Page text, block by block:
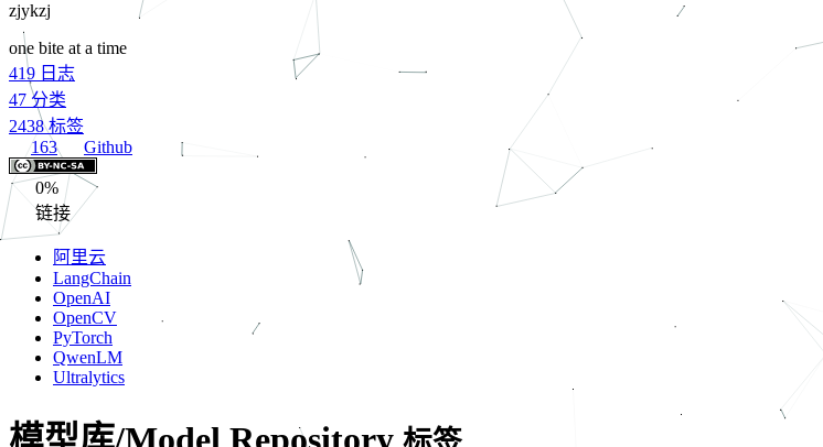
zjykzj
one bite at a time
419 日志
47 分类
2438 标签
163
Github
0%
链接
阿里云
LangChain
OpenAI
OpenCV
PyTorch
QwenLM
Ultralytics